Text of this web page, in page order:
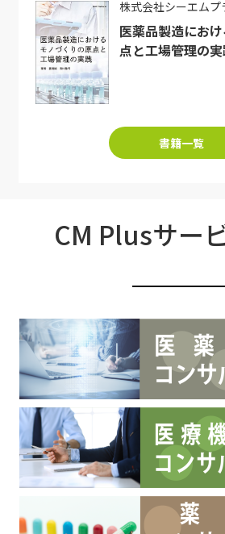
株式会社シーエムプ
医薬品製造にお
点と工場管理の
書籍一覧
CM Plusサー